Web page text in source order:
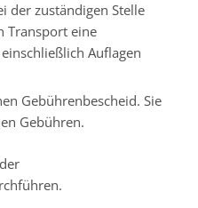
der zuständigen Stelle
Transport eine
Auflagen
Gebührenbescheid. Sie
Gebühren.